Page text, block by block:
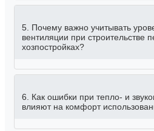
5. Почему важно учитывать
вентиляции при строительстве
хозпостройках?
6. Как ошибки при тепло- и
влияют на комфорт